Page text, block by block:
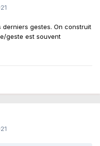
gestes. On construit
geste est souvent